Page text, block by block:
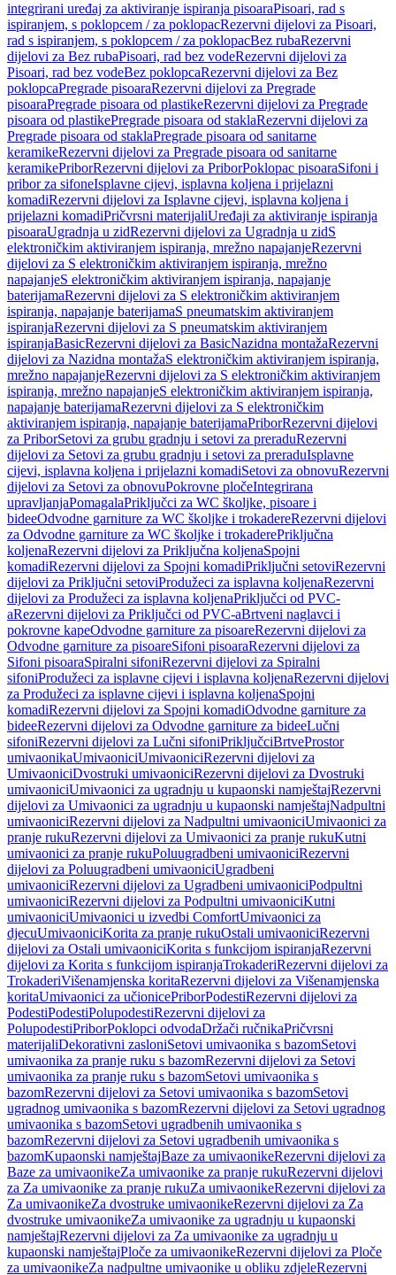
integrirani uređaj za aktiviranje ispiranja pisoaraPisoari, rad s
ispiranjem, s poklopcem / za poklopacRezervni dijelovi za Pisoari,
rad s ispiranjem, s poklopcem / za poklopacBez rubaRezervni
dijelovi za Bez rubaPisoari, rad bez vodeRezervni dijelovi za
Pisoari, rad bez vodeBez poklopcaRezervni dijelovi za Bez
poklopcaPregrade pisoaraRezervni dijelovi za Pregrade
pisoaraPregrade pisoara od plastikeRezervni dijelovi za Pregrade
pisoara od plastikePregrade pisoara od staklaRezervni dijelovi za
Pregrade pisoara od staklaPregrade pisoara od sanitarne
keramikeRezervni dijelovi za Pregrade pisoara od sanitarne
keramikePriborRezervni dijelovi za PriborPoklopac pisoaraSifoni i
pribor za sifoneIsplavne cijevi, isplavna koljena i prijelazni
komadiRezervni dijelovi za Isplavne cijevi, isplavna koljena i
prijelazni komadiPričvrsni materijaliUređaji za aktiviranje ispiranja
pisoaraUgradnja u zidRezervni dijelovi za Ugradnja u zidS
elektroničkim aktiviranjem ispiranja, mrežno napajanjeRezervni
dijelovi za S elektroničkim aktiviranjem ispiranja, mrežno
napajanjeS elektroničkim aktiviranjem ispiranja, napajanje
baterijamaRezervni dijelovi za S elektroničkim aktiviranjem
ispiranja, napajanje baterijamaS pneumatskim aktiviranjem
ispiranjaRezervni dijelovi za S pneumatskim aktiviranjem
ispiranjaBasicRezervni dijelovi za BasicNazidna montažaRezervni
dijelovi za Nazidna montažaS elektroničkim aktiviranjem ispiranja,
mrežno napajanjeRezervni dijelovi za S elektroničkim aktiviranjem
ispiranja, mrežno napajanjeS elektroničkim aktiviranjem ispiranja,
napajanje baterijamaRezervni dijelovi za S elektroničkim
aktiviranjem ispiranja, napajanje baterijamaPriborRezervni dijelovi
za PriborSetovi za grubu gradnju i setovi za preraduRezervni
dijelovi za Setovi za grubu gradnju i setovi za preraduIsplavne
cijevi, isplavna koljena i prijelazni komadiSetovi za obnovuRezervni
dijelovi za Setovi za obnovuPokrovne pločeIntegrirana
upravljanjaPomagalaPriključci za WC školjke, pisoare i
bideeOdvodne garniture za WC školjke i trokadereRezervni dijelovi
za Odvodne garniture za WC školjke i trokaderePriključna
koljenaRezervni dijelovi za Priključna koljenaSpojni
komadiRezervni dijelovi za Spojni komadiPriključni setoviRezervni
dijelovi za Priključni setoviProdužeci za isplavna koljenaRezervni
dijelovi za Produžeci za isplavna koljenaPriključci od PVC-
aRezervni dijelovi za Priključci od PVC-aBrtveni naglavci i
pokrovne kapeOdvodne garniture za pisoareRezervni dijelovi za
Odvodne garniture za pisoareSifoni pisoaraRezervni dijelovi za
Sifoni pisoaraSpiralni sifoniRezervni dijelovi za Spiralni
sifoniProdužeci za isplavne cijevi i isplavna koljenaRezervni dijelovi
za Produžeci za isplavne cijevi i isplavna koljenaSpojni
komadiRezervni dijelovi za Spojni komadiOdvodne garniture za
bideeRezervni dijelovi za Odvodne garniture za bideeLučni
sifoniRezervni dijelovi za Lučni sifoniPriključciBrtveProstor
umivaonikaUmivaoniciUmivaoniciRezervni dijelovi za
UmivaoniciDvostruki umivaoniciRezervni dijelovi za Dvostruki
umivaoniciUmivaonici za ugradnju u kupaonski namještajRezervni
dijelovi za Umivaonici za ugradnju u kupaonski namještajNadpultni
umivaoniciRezervni dijelovi za Nadpultni umivaoniciUmivaonici za
pranje rukuRezervni dijelovi za Umivaonici za pranje rukuKutni
umivaonici za pranje rukuPoluugradbeni umivaoniciRezervni
dijelovi za Poluugradbeni umivaoniciUgradbeni
umivaoniciRezervni dijelovi za Ugradbeni umivaoniciPodpultni
umivaoniciRezervni dijelovi za Podpultni umivaoniciKutni
umivaoniciUmivaonici u izvedbi ComfortUmivaonici za
djecuUmivaoniciKorita za pranje rukuOstali umivaoniciRezervni
dijelovi za Ostali umivaoniciKorita s funkcijom ispiranjaRezervni
dijelovi za Korita s funkcijom ispiranjaTrokaderiRezervni dijelovi za
TrokaderiVišenamjenska koritaRezervni dijelovi za Višenamjenska
koritaUmivaonici za učionicePriborPodestiRezervni dijelovi za
PodestiPodestiPolupodestiRezervni dijelovi za
PolupodestiPriborPoklopci odvodaDržači ručnikaPričvrsni
materijaliDekorativni zasloniSetovi umivaonika s bazomSetovi
umivaonika za pranje ruku s bazomRezervni dijelovi za Setovi
umivaonika za pranje ruku s bazomSetovi umivaonika s
bazomRezervni dijelovi za Setovi umivaonika s bazomSetovi
ugradnog umivaonika s bazomRezervni dijelovi za Setovi ugradnog
umivaonika s bazomSetovi ugradbenih umivaonika s
bazomRezervni dijelovi za Setovi ugradbenih umivaonika s
bazomKupaonski namještajBaze za umivaonikeRezervni dijelovi za
Baze za umivaonikeZa umivaonike za pranje rukuRezervni dijelovi
za Za umivaonike za pranje rukuZa umivaonikeRezervni dijelovi za
Za umivaonikeZa dvostruke umivaonikeRezervni dijelovi za Za
dvostruke umivaonikeZa umivaonike za ugradnju u kupaonski
namještajRezervni dijelovi za Za umivaonike za ugradnju u
kupaonski namještajPloče za umivaonikeRezervni dijelovi za Ploče
za umivaonikeZa nadpultne umivaonike u obliku zdjeleRezervni